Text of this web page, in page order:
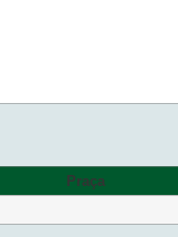
Praça